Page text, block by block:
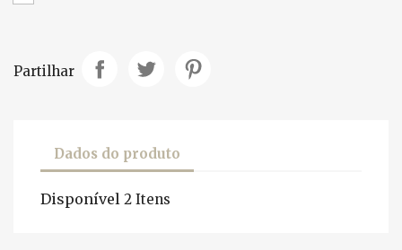
Partilhar
Dados do produto
Disponível 2 Itens